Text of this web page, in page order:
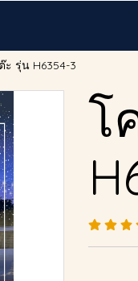
ะ รุ่น H6354-3
โ